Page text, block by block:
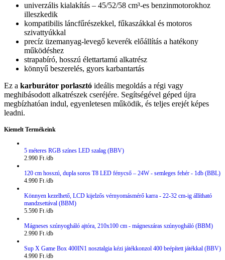
univerzális kialakítás – 45/52/58 cm³-es benzinmotorokhoz
illeszkedik
kompatibilis láncfűrészekkel, fűkaszákkal és motoros
szivattyúkkal
precíz üzemanyag-levegő keverék előállítás a hatékony
működéshez
strapabíró, hosszú élettartamú alkatrész
könnyű beszerelés, gyors karbantartás
Ez a karburátor porlasztó ideális megoldás a régi vagy
meghibásodott alkatrészek cseréjére. Segítségével géped újra
megbízhatóan indul, egyenletesen működik, és teljes erejét képes
leadni.
Kiemelt Termékeink
5 méteres RGB színes LED szalag (BBV)
2.990 Ft
120 cm hosszú, dupla soros T8 LED fénycső – 24W - semleges fehér - 1db (BBL)
4.990 Ft
Könnyen kezelhető, LCD kijelzős vérnyomásmérő karra - 22-32 cm-ig állítható
mandzsettával (BBM)
5.590 Ft
Mágneses szúnyogháló ajtóra, 210x100 cm - mágneszáras szúnyogháló (BBM)
2.990 Ft
Sup X Game Box 400IN1 nosztalgia kézi játékkonzol 400 beépített játékkal (BBV)
4.990 Ft